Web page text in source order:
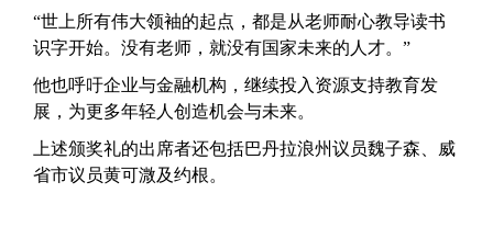
“世上所有伟大领袖的起点，都是从老师耐心教导读书
识字开始。没有老师，就没有国家未来的人才。”
他也呼吁企业与金融机构，继续投入资源支持教育发
展，为更多年轻人创造机会与未来。
上述颁奖礼的出席者还包括巴丹拉浪州议员魏子森、威
省市议员黄可溦及约根。